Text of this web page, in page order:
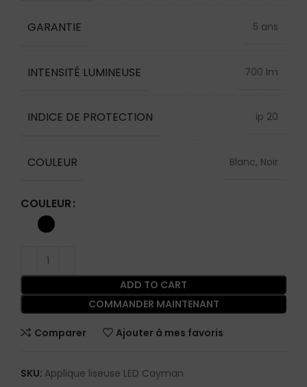
GARANTIE 5 ans
INTENSITÉ LUMINEUSE 700 lm
INDICE DE PROTECTION ip 20
COULEUR Blanc, Noir
COULEUR
ADD TO CART
COMMANDER MAINTENANT
Comparer Ajouter à mes favoris
SKU: Applique liseuse LED Cayman